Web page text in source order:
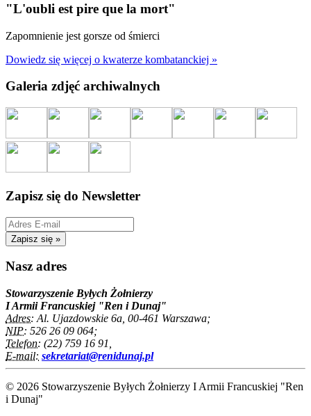
"L'oubli est pire que la mort"
Zapomnienie jest gorsze od śmierci
Dowiedz się więcej o kwaterze kombatanckiej »
Galeria zdjęć archiwalnych
Zapisz się do Newsletter
Nasz adres
Stowarzyszenie Byłych Żołnierzy
I Armii Francuskiej "Ren i Dunaj"
Adres: Al. Ujazdowskie 6a, 00-461 Warszawa;
NIP: 526 26 09 064;
Telefon: (22) 759 16 91,
E-mail: sekretariat@renidunaj.pl
© 2026 Stowarzyszenie Byłych Żołnierzy I Armii Francuskiej "Ren
i Dunaj"